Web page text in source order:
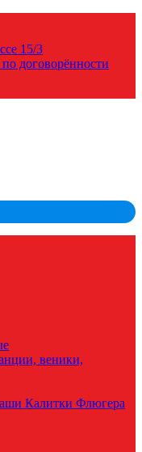
15/3
договорённости
веники,
Калитки Флюгера